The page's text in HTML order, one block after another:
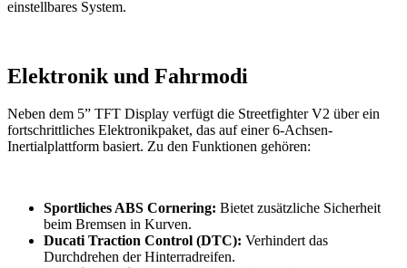
einstellbares System.
Elektronik und Fahrmodi
Neben dem 5” TFT Display verfügt die Streetfighter V2 über ein
fortschrittliches Elektronikpaket, das auf einer 6-Achsen-
Inertialplattform basiert. Zu den Funktionen gehören:
Sportliches ABS Cornering: Bietet zusätzliche Sicherheit
beim Bremsen in Kurven.
Ducati Traction Control (DTC): Verhindert das
Durchdrehen der Hinterradreifen.